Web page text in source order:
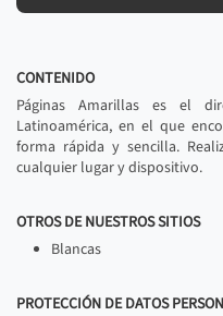
CONTENIDO
Páginas Amarillas es el
Latinoamérica, en el que
forma rápida y sencilla.
cualquier lugar y dispositivo.
OTROS DE NUESTROS SITIOS
Blancas
PROTECCIÓN DE DATOS